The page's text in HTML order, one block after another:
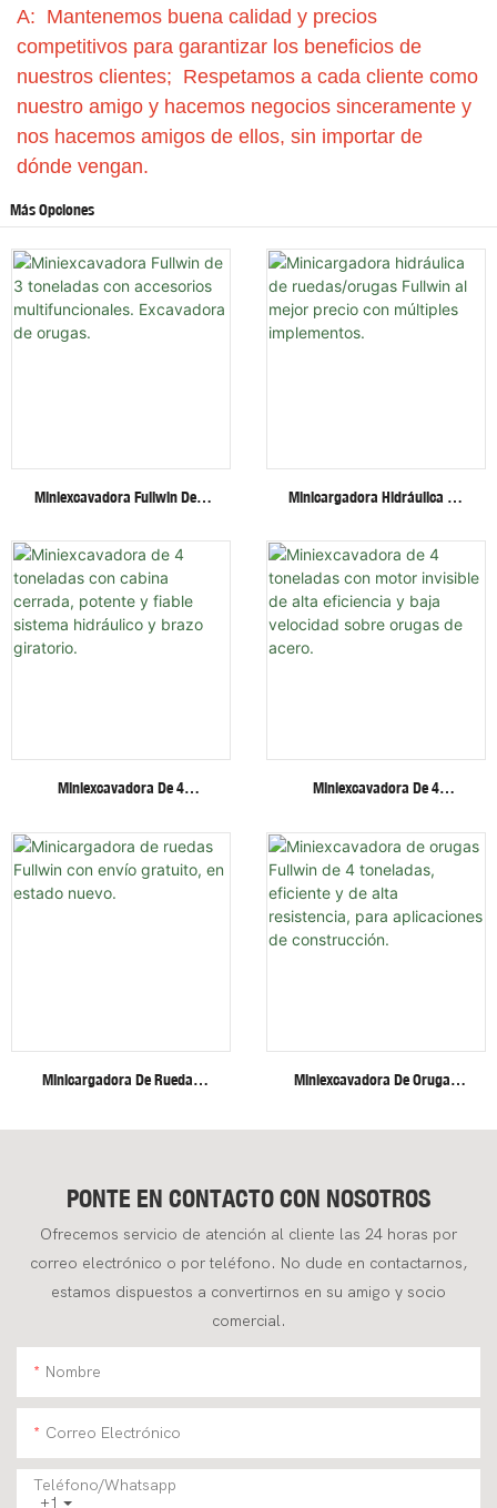
A: Mantenemos buena calidad y precios
competitivos para garantizar los beneficios de
nuestros clientes; Respetamos a cada cliente como
nuestro amigo y hacemos negocios sinceramente y
nos hacemos amigos de ellos, sin importar de
dónde vengan.
Más Opciones
Miniexcavadora Fullwin De 3
Multifuncionales. Excavadora
De Orugas.
Minicargadora Hidráulica De
Mejor Precio Con Múltiples
Implementos.
Miniexcavadora De 4
Cerrada, Potente Y Fiable
Sistema Hidráulico Y Brazo
Giratorio.
Miniexcavadora De 4
De Alta Eficiencia Y Baja
Velocidad Sobre Orugas De
Acero.
Minicargadora De Ruedas
Estado Nuevo.
Miniexcavadora De Orugas
Eficiente Y De Alta Resistencia,
PONTE EN CONTACTO CON NOSOTROS
Ofrecemos servicio de atención al cliente las 24 horas por
correo electrónico o por teléfono. No dude en contactarnos,
estamos dispuestos a convertirnos en su amigo y socio
comercial.
Nombre
Correo Electrónico
+1
Teléfono/whatsapp